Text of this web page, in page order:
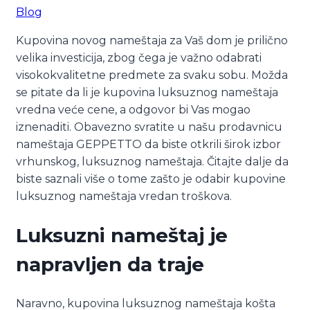
Blog
Kupovina novog nameštaja za Vaš dom je prilično
velika investicija, zbog čega je važno odabrati
visokokvalitetne predmete za svaku sobu. Možda
se pitate da li je kupovina luksuznog nameštaja
vredna veće cene, a odgovor bi Vas mogao
iznenaditi. Obavezno svratite u našu prodavnicu
nameštaja GEPPETTO da biste otkrili širok izbor
vrhunskog, luksuznog nameštaja. Čitajte dalje da
biste saznali više o tome zašto je odabir kupovine
luksuznog nameštaja vredan troškova.
Luksuzni nameštaj je
napravljen da traje
Naravno, kupovina luksuznog nameštaja košta